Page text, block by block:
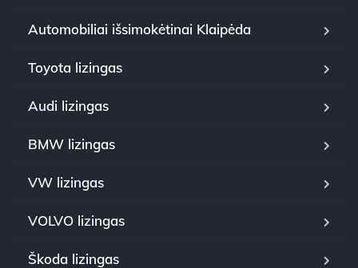
Automobiliai išsimokėtinai Klaipėda
Toyota lizingas
Audi lizingas
BMW lizingas
VW lizingas
VOLVO lizingas
Škoda lizingas